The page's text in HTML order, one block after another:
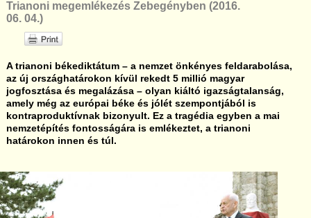
Trianoni megemlékezés Zebegényben (2016.
06. 04.)
A trianoni békediktátum – a nemzet önkényes feldarabolása,
az új országhatárokon kívül rekedt 5 millió magyar
jogfosztása és megalázása – olyan kiáltó igazságtalanság,
amely még az európai béke és jólét szempontjából is
kontraproduktívnak bizonyult. Ez a tragédia egyben a mai
nemzetépítés fontosságára is emlékeztet, a trianoni
határokon innen és túl.